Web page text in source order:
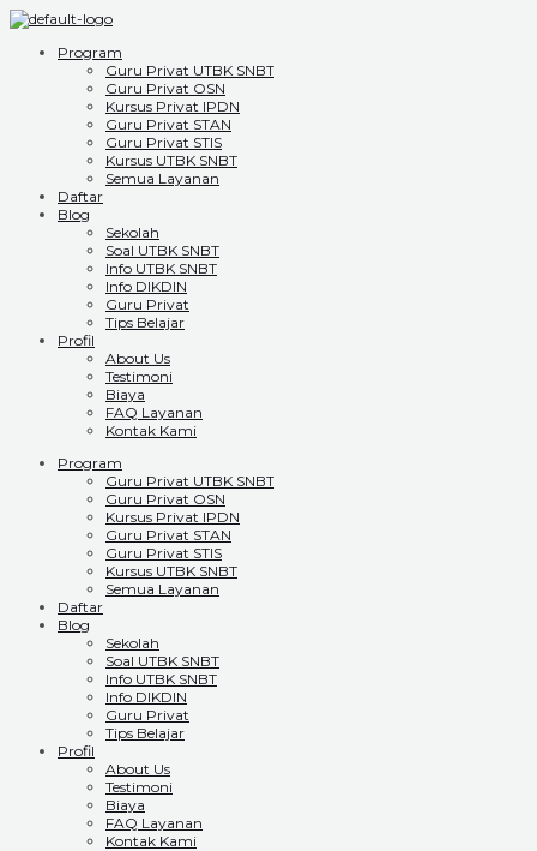
Program
Guru Privat UTBK SNBT
Guru Privat OSN
Kursus Privat IPDN
Guru Privat STAN
Guru Privat STIS
Kursus UTBK SNBT
Semua Layanan
Daftar
Blog
Sekolah
Soal UTBK SNBT
Info UTBK SNBT
Info DIKDIN
Guru Privat
Tips Belajar
Profil
About Us
Testimoni
Biaya
FAQ Layanan
Kontak Kami
Program
Guru Privat UTBK SNBT
Guru Privat OSN
Kursus Privat IPDN
Guru Privat STAN
Guru Privat STIS
Kursus UTBK SNBT
Semua Layanan
Daftar
Blog
Sekolah
Soal UTBK SNBT
Info UTBK SNBT
Info DIKDIN
Guru Privat
Tips Belajar
Profil
About Us
Testimoni
Biaya
FAQ Layanan
Kontak Kami